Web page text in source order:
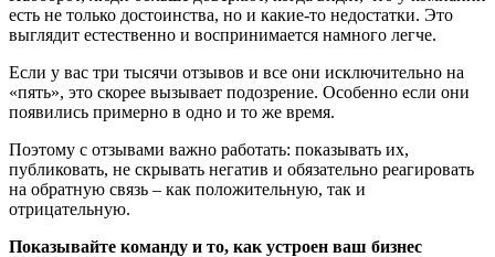
есть не только достоинства, но и какие-то недостатки. Это
выглядит естественно и воспринимается намного легче.
Если у вас три тысячи отзывов и все они исключительно на
«пять», это скорее вызывает подозрение. Особенно если они
появились примерно в одно и то же время.
Поэтому с отзывами важно работать: показывать их,
публиковать, не скрывать негатив и обязательно реагировать
на обратную связь – как положительную, так и
отрицательную.
Показывайте команду и то, как устроен ваш бизнес